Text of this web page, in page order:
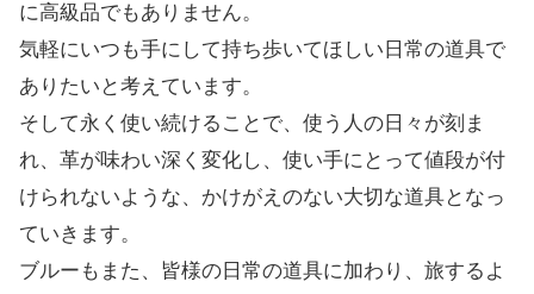
に高級品でもありません。
気軽にいつも手にして持ち歩いてほしい日常の道具で
ありたいと考えています。
そして永く使い続けることで、使う人の日々が刻ま
れ、革が味わい深く変化し、使い手にとって値段が付
けられないような、かけがえのない大切な道具となっ
ていきます。
ブルーもまた、皆様の日常の道具に加わり、旅するよ